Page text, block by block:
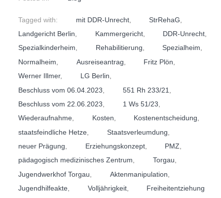
Tagged with: mit DDR-Unrecht, StrRehaG
Landgericht Berlin
Kammergericht, DDR-Unrecht
Spezialkinderheim, Rehabilitierung, Spezialheim,
Normalheim
Ausreiseantrag Fritz Plön
Werner Illmer, LG Berlin
Beschluss vom 06.04.2023
551 Rh 233/21
Beschluss vom 22.06.2023
1 Ws 51/23
Wiederaufnahme, Kosten, Kostenentscheidung,
staatsfeindliche Hetze
Staatsverleumdung
neuer Prägung
Erziehungskonzept, PMZ
pädagogisch medizinisches Zentrum, Torgau,
Jugendwerkhof Torgau
Aktenmanipulation
Jugendhilfeakte
Volljährigkeit, Freiheitentziehung